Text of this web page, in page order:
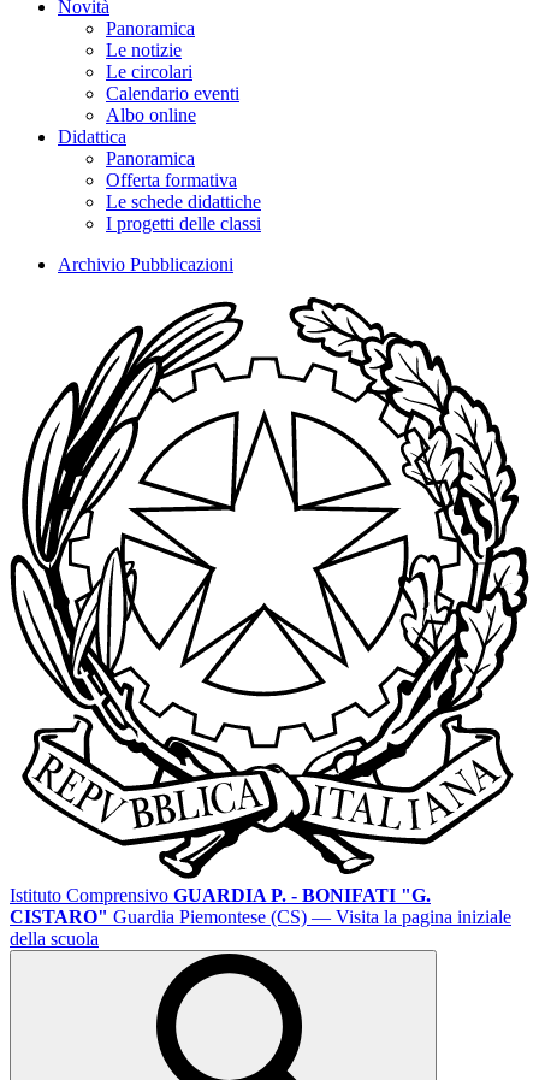
Novità
Panoramica
Le notizie
Le circolari
Calendario eventi
Albo online
Didattica
Panoramica
Offerta formativa
Le schede didattiche
I progetti delle classi
Archivio Pubblicazioni
Istituto Comprensivo GUARDIA P. - BONIFATI "G.
CISTARO" Guardia Piemontese (CS) — Visita la pagina iniziale
della scuola